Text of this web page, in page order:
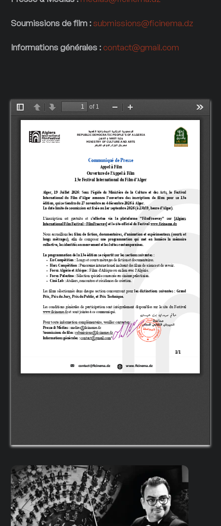
Soumissions de film : submissions@ficinema.dz
Informations générales : contact@gmail.com